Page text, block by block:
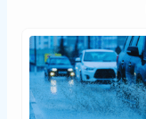
Jak
zabezpieczyć
samochód
przed
jesiennymi